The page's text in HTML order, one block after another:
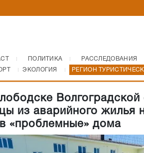
ПОЛИТИКА РАССЛЕДОВАНИЯ
ЭКОЛОГИЯ РЕГИОН
Волгоградской
из аварийного жилья
«проблемные» дома